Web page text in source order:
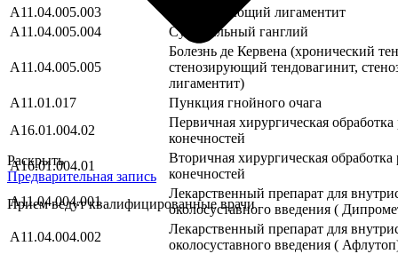
A11.04.005.003
Стенозирующий лигаментит
A11.04.005.004
Сухожильный ганглий
A11.04.005.005
Болезнь де Кервена (хронический
стенозирующий тендовагинит,
лигаментит)
A11.01.017
Пункция гнойного очага
A16.01.004.02
Первичная хирургическая
конечностей
A16.01.004.01
Вторичная хирургическая
конечностей
A11.04.004.001
Лекарственный препарат для
околосуставного введения (
A11.04.004.002
Лекарственный препарат для
околосуставного введения (
Раскрыть
Предварительная запись
Прием ведут квалифицированные врачи